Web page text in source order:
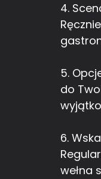
4.
5.
do
6.
wełna